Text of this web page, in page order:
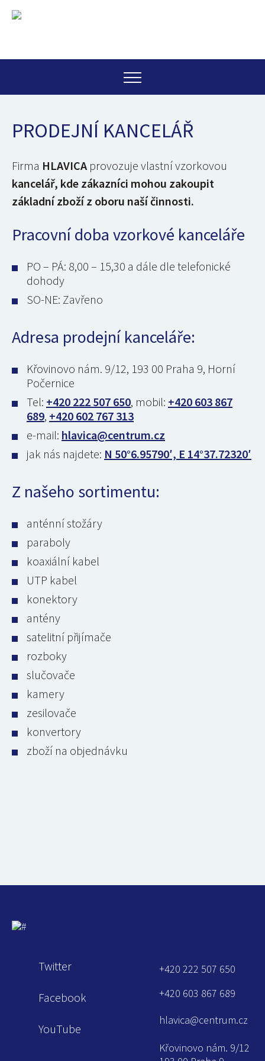
PRODEJNÍ KANCELÁŘ
Firma HLAVICA provozuje vlastní vzorkovou
kancelář, kde zákazníci mohou zakoupit
základní zboží z oboru naší činnosti.
Pracovní doba vzorkové kanceláře
PO – PÁ: 8,00 – 15,30 a dále dle telefonické
dohody
SO-NE: Zavřeno
Adresa prodejní kanceláře:
Křovinovo nám. 9/12, 193 00 Praha 9, Horní
Počernice
Tel: +420 222 507 650, mobil: +420 603 867
689, +420 602 767 313
e-mail: hlavica@centrum.cz
jak nás najdete: N 50°6.95790′, E 14°37.72320′
Z našeho sortimentu:
anténní stožáry
paraboly
koaxiální kabel
UTP kabel
konektory
antény
satelitní přijímače
rozboky
slučovače
kamery
zesilovače
konvertory
zboží na objednávku
Twitter
Facebook
YouTube
+420 222 507 650
+420 603 867 689
hlavica@centrum.cz
Křovinovo nám. 9/12